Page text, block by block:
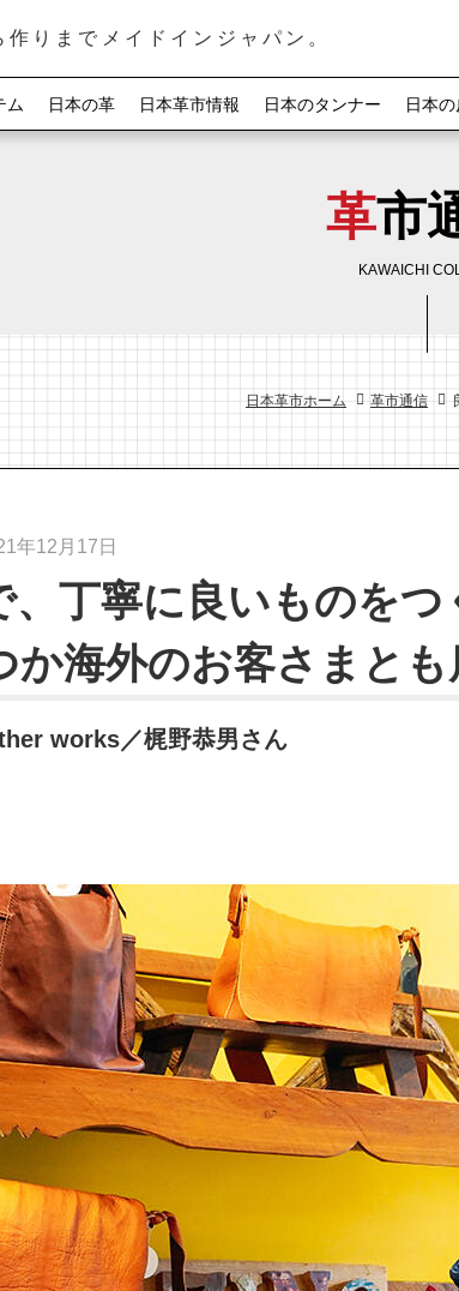
作りまでメイドインジャパン。
ム 日本の革 日本革市情報 日本のタンナー 日本
革
KAWAICHI
日本革市ホーム 革市通信
年12月17日
、丁寧に良いものをつ
か海外のお客さまと
works／梶野恭男さん